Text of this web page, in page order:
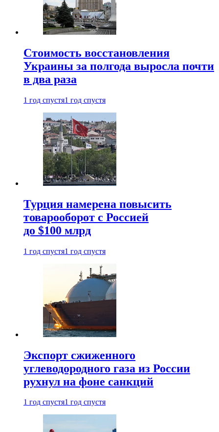
Стоимость восстановления
Украины за полгода выросла почти
в два раза
1 год спустя1 год спустя
Турция намерена повысить
товарооборот с Россией
до $100 млрд
1 год спустя1 год спустя
Экспорт сжиженного
углеводородного газа из России
рухнул на фоне санкций
1 год спустя1 год спустя